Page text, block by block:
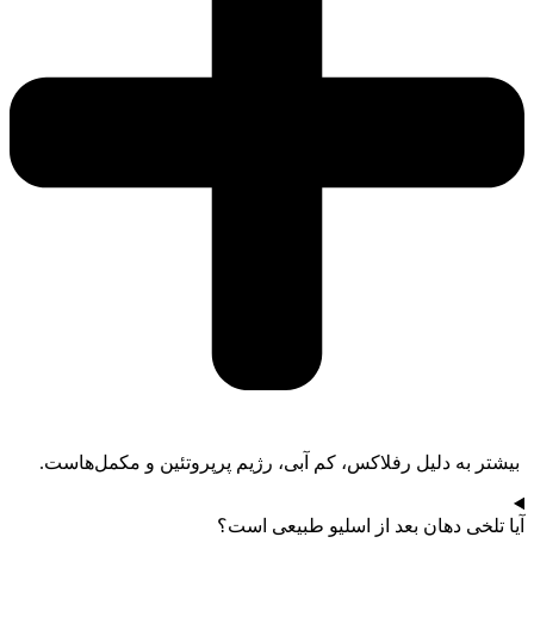
بیشتر به دلیل رفلاکس، کم‌ آبی، رژیم پرپروتئین و مکمل‌هاست.
آیا تلخی دهان بعد از اسلیو طبیعی است؟